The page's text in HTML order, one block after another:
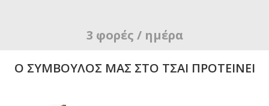
3 φορές / ημέρα
Ο ΣΥΜΒΟΥΛΟΣ ΜΑΣ ΣΤΟ ΤΣΑΙ ΠΡΟΤΕΙΝΕΙ